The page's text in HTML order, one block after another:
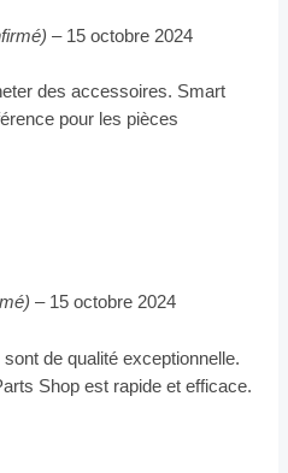
– 15 octobre 2024
des accessoires. Smart
pour les pièces
– 15 octobre 2024
de qualité exceptionnelle.
Shop est rapide et efficace.